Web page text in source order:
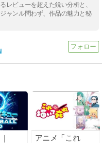
レビューを超えた鋭い分析と、
ャンル問わず、作品の魅力と秘
アニメ「これ